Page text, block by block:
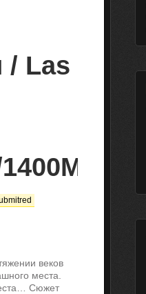
/ Las
веков
места.
Сюжет